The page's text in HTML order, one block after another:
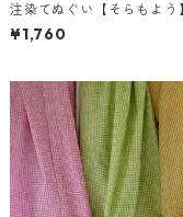
注染てぬぐい【そらもよう
¥1,760